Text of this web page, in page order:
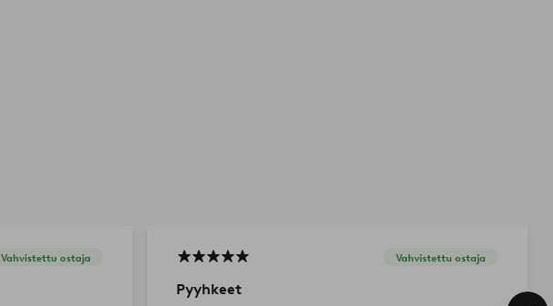
Vahvistettu ostaja Vahvistettu ostaja
Pyyhkeet